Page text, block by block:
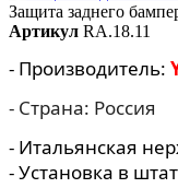
Защита заднего
Артикул RA.18.11
- Производитель:
- Страна: Россия
- Итальянская
- Установка в